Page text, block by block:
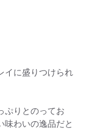
イに盛りつけられ
ぷりとのってお
味わいの逸品だと